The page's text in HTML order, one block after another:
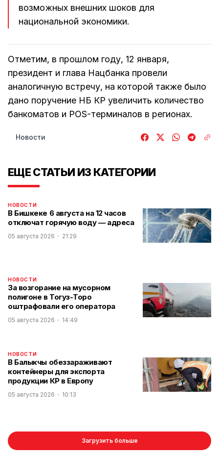
возможных внешних шоков для
национальной экономики.
Отметим, в прошлом году, 12 января,
президент и глава Нацбанка провели
аналогичную встречу, на которой также было
дано поручение НБ КР увеличить количество
банкоматов и POS-терминалов в регионах.
Новости
ЕЩЕ СТАТЬИ ИЗ КАТЕГОРИИ
НОВОСТИ
В Бишкеке 6 августа на 12 часов
отключат горячую воду — адреса
05 августа 2026 21:29
НОВОСТИ
За возгорание на мусорном
полигоне в Тогуз-Торо
оштрафовали его оператора
05 августа 2026 14:49
НОВОСТИ
В Балыкчы обеззараживают
контейнеры для экспорта
продукции КР в Европу
05 августа 2026 10:13
Загрузить больше